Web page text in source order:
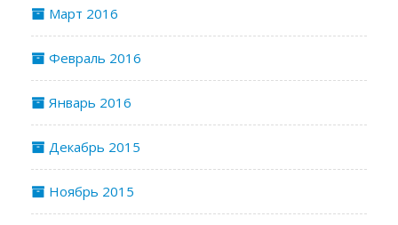
Март 2016
Февраль 2016
Январь 2016
Декабрь 2015
Ноябрь 2015